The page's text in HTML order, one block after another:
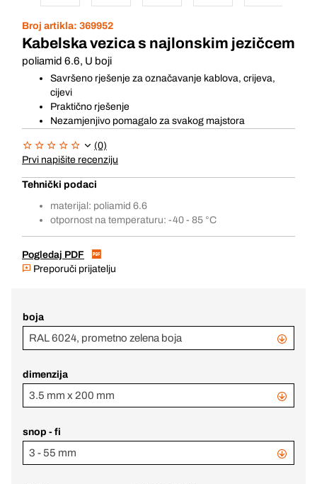
Broj artikla: 369952
Kabelska vezica s najlonskim jezičcem
poliamid 6.6, U boji
Savršeno rješenje za označavanje kablova, crijeva,
cijevi
Praktično rješenje
Nezamjenjivo pomagalo za svakog majstora
(0)
Prvi napišite recenziju
Tehnički podaci
materijal: poliamid 6.6
otpornost na temperaturu: -40 - 85 °C
Pogledaj PDF
Preporuči prijatelju
boja
RAL 6024, prometno zelena boja
dimenzija
3.5 mm x 200 mm
snop - fi
3 - 55 mm